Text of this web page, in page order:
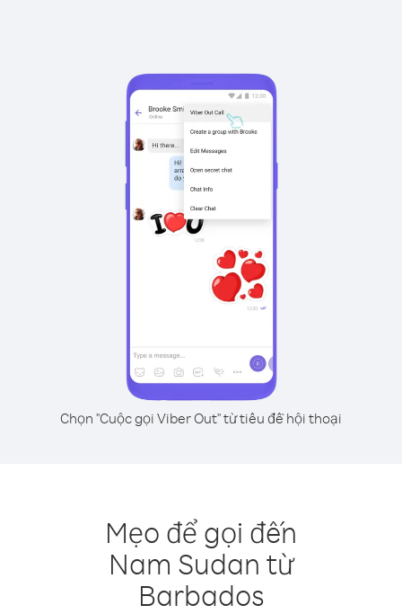
Chọn "Cuộc gọi Viber Out" từ tiêu đề hội thoại
Mẹo để gọi đến
Nam Sudan từ
Barbados